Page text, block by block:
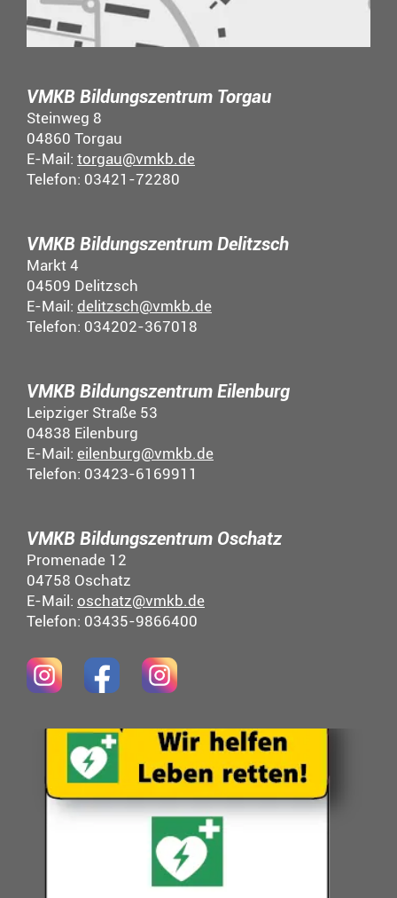
VMKB Bildungszentrum Torgau
Steinweg 8
04860 Torgau
E-Mail: torgau@vmkb.de
Telefon: 03421-72280
VMKB Bildungszentrum Delitzsch
Markt 4
04509 Delitzsch
E-Mail: delitzsch@vmkb.de
Telefon: 034202-367018
VMKB Bildungszentrum Eilenburg
Leipziger Straße 53
04838 Eilenburg
E-Mail: eilenburg@vmkb.de
Telefon: 03423-6169911
VMKB Bildungszentrum Oschatz
Promenade 12
04758 Oschatz
E-Mail: oschatz@vmkb.de
Telefon: 03435-9866400